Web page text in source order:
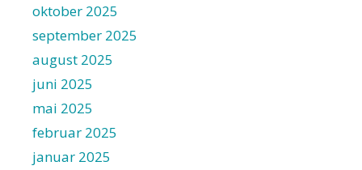
oktober 2025
september 2025
august 2025
juni 2025
mai 2025
februar 2025
januar 2025